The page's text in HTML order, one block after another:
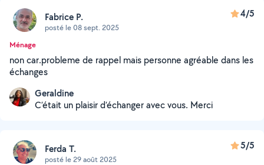
Fabrice P.
posté le 08 sept. 2025
4/5
Ménage
non car.probleme de rappel mais personne agréable dans les
échanges
Geraldine
C’était un plaisir d’échanger avec vous. Merci
Ferda T.
posté le 29 août 2025
5/5